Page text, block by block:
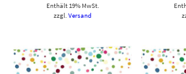
Enthält 19% MwSt.
zzgl.Versand